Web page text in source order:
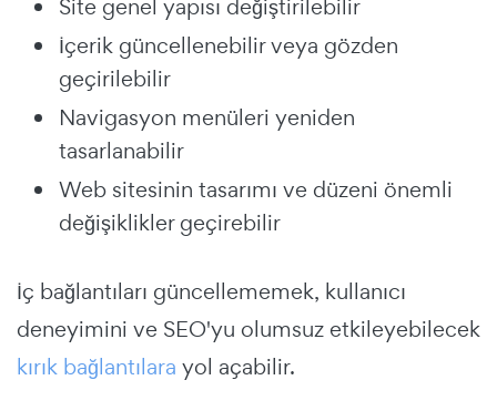
Site genel yapısı değiştirilebilir
İçerik güncellenebilir veya gözden
geçirilebilir
Navigasyon menüleri yeniden
tasarlanabilir
Web sitesinin tasarımı ve düzeni önemli
değişiklikler geçirebilir
İç bağlantıları güncellememek, kullanıcı
deneyimini ve SEO'yu olumsuz etkileyebilecek
kırık bağlantılara yol açabilir.